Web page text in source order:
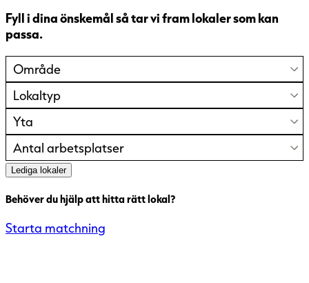
Fyll i dina önskemål så tar vi fram lokaler som kan
passa.
Område
Lokaltyp
Yta
Antal arbetsplatser
Lediga lokaler
Behöver du hjälp att hitta rätt lokal?
Starta matchning